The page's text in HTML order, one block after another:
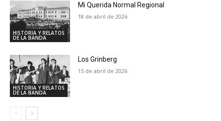
HISTORIA Y RELATOS
DE LA BANDA
Mi Querida Normal Regional
18 de abril de 2026
HISTORIA Y RELATOS
DE LA BANDA
Los Grinberg
15 de abril de 2026